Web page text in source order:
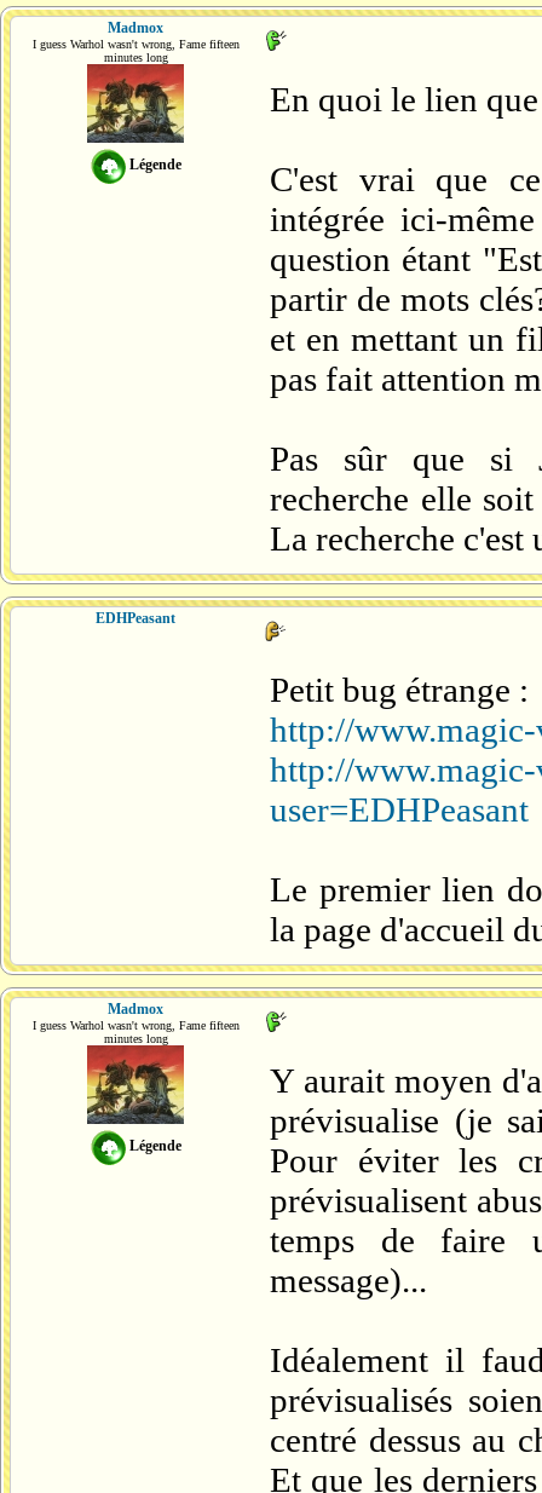
Madmox
I guess Warhol wasn't wrong, Fame fifteen
minutes long
Légende
En quoi le lien
C'est vrai que
intégrée ici-
question étant
partir de mots
et en mettant un
pas fait attention
Pas sûr que si
recherche elle
La recherche
EDHPeasant
Petit bug étrange :
http://www.magic-
http://
user=EDHPeasant
Le premier lien
la page d'accueil
Madmox
I guess Warhol wasn't wrong, Fame fifteen
minutes long
Légende
Y aurait moyen
prévisualise (je
Pour éviter les
prévisualisent
temps de faire
message)...
Idéalement il
prévisualisés
centré dessus au
Et que les